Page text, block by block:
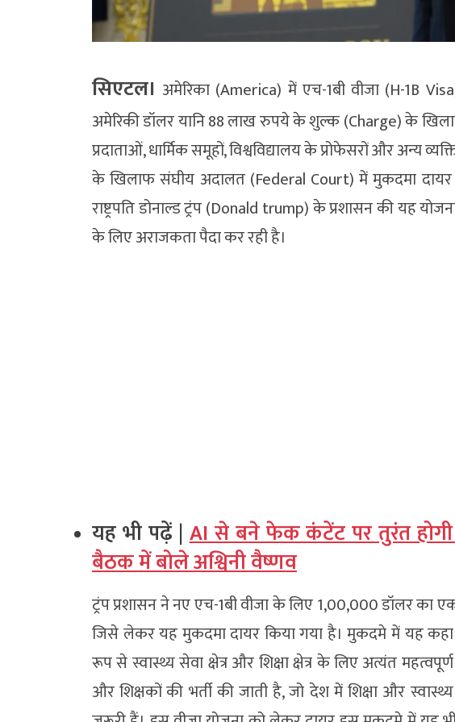
सिएटल। अमेरिका (America) में एच-1बी वीजा (H-1B
अमेरिकी डॉलर यानि 88 लाख रुपये के शुल्क (Charge) के
प्रदाताओं, धार्मिक समूहों, विश्वविद्यालय के प्रोफेसरों और अन्य
के खिलाफ संघीय अदालत (Federal Court) में मुकदमा
राष्ट्रपति डोनाल्ड ट्रंप (Donald trump) के प्रशासन की यह
के लिए अराजकता पैदा कर रही है।
यह भी पढ़ें |AI से बने फेक कंटेंट पर तुरंत होगी
बैठक में बोले अश्विनी वैष्णव
ट्रंप प्रशासन ने नए एच-1बी वीजा के लिए 1,00,000 डॉलर का
जिसे लेकर यह मुकदमा दायर किया गया है। मुकदमे में यह कहा
रूप से स्वास्थ्य सेवा क्षेत्र और शिक्षा क्षेत्र के लिए अत्यंत
और शिक्षकों की भर्ती की जाती है, जो देश में शिक्षा और